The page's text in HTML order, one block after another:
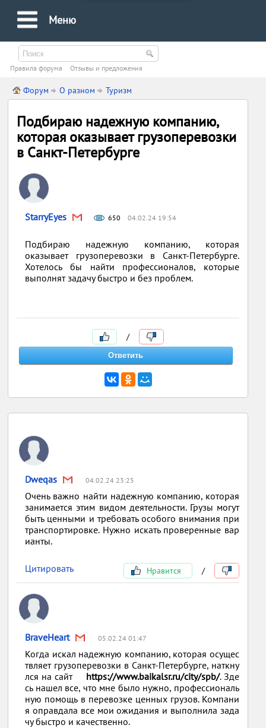
Меню
Правила форума Oтзывы и предложения
Форум О разном Туризм
Подбираю надежную компанию,
которая оказывает грузоперевозки
в Санкт-Петербурге
StarryEyes 650 04.02.24 19:54
Подбираю надежную компанию, которая
оказывает грузоперевозки в Санкт-Петербурге.
Хотелось бы найти профессионалов, которые
выполнят задачу быстро и без проблем.
/
Dweqas 04.02.24 23:25
Очень важно найти надежную компанию, которая
занимается этим видом деятельности. Грузы могут
быть ценными и требовать особого внимания при
транспортировке. Нужно искать проверенные вар
ианты.
Цитировать Нравится /
BraveHeart 05.02.24 01:47
Когда искал надежную компанию, которая осущес
твляет грузоперевозки в Санкт-Петербурге, наткну
лся на сайт
https://www.baikalsr.ru/city/spb/. Зде
сь нашел все, что мне было нужно, профессиональ
ную помощь в перевозке ценных грузов. Компани
я оправдала все мои ожидания и выполнила зада
чу быстро и качественно.